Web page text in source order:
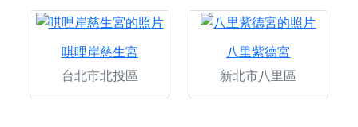
唭哩岸慈生宮
台北市北投區
八里紫德宮
新北市八里區